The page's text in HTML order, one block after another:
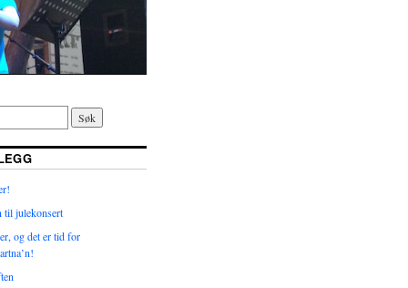
til julekonsert
og det er tid for